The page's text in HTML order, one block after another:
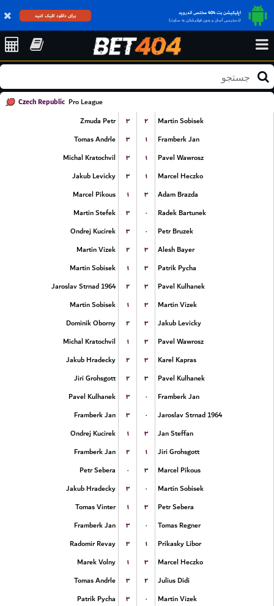
اپلیکیشن بت 404 مختص اندروید
(دسترسی آسان و بدون فیلترشکن به سایت)
برای دانلود کلیک کنید
Czech Republic Pro League
Zmuda Petr
۳ ۲
Martin Sobisek
Tomas Andrle
۳ ۱
Framberk Jan
Michal Kratochvil
۳ ۱
Pavel Wawrosz
Jakub Levicky
۳ ۱
Marcel Heczko
Marcel Pikous
۱ ۳
Adam Brazda
Martin Stefek
۳ ۰
Radek Bartunek
Ondrej Kucirek
۳ ۰
Petr Bruzek
Martin Vizek
۲ ۳
Alesh Bayer
Martin Sobisek
۱ ۳
Patrik Pycha
Jaroslav Strnad 1964
۲ ۳
Pavel Kulhanek
Martin Sobisek
۱ ۳
Martin Vizek
Dominik Oborny
۲ ۳
Jakub Levicky
Michal Kratochvil
۱ ۳
Pavel Wawrosz
Jakub Hradecky
۲ ۳
Karel Kapras
Jiri Grohsgott
۲ ۳
Pavel Kulhanek
Pavel Kulhanek
۳ ۰
Framberk Jan
Framberk Jan
۳ ۰
Jaroslav Strnad 1964
Ondrej Kucirek
۱ ۳
Jan Steffan
Framberk Jan
۲ ۱
Jiri Grohsgott
Petr Sebera
۰ ۳
Marcel Pikous
Jakub Hradecky
۳ ۰
Martin Sobisek
Tomas Vinter
۱ ۳
Petr Sebera
Framberk Jan
۳ ۰
Tomas Regner
Radomir Revay
۳ ۱
Prikasky Libor
Marek Volny
۱ ۳
Marcel Heczko
Tomas Andrle
۳ ۲
Julius Didi
Patrik Pycha
۳ ۰
Martin Vizek